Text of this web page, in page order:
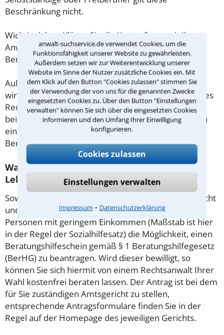
anwalt-suchservice.de verwendet Cookies, um die
Funktionsfähigkeit unserer Website zu gewährleisten.
Außerdem setzen wir zur Weiterentwicklung unserer
Website im Sinne der Nutzer zusätzliche Cookies ein. Mit
dem Klick auf den Button "Cookies zulassen" stimmen Sie
der Verwendung der von uns für die genannten Zwecke
eingesetzten Cookies zu. Über den Button "Einstellungen
verwalten" können Sie sich über die eingesetzten Cookies
informieren und den Umfang Ihrer Einwilligung
konfigurieren.
Cookies zulassen
Einstellungen verwalten
Impressum ⁃ Datenschutzerklärung
Beschränkung nicht.
Wichtig daher: Klären Sie die Kostenfrage mit Ihrem
Anwalt aus Wiesbaden schon zu Beginn der ersten
Beratung.
Außerdem gut zu wissen: Gemäß § 34 Absatz 2 RVG
wird die Beratungsgebühr auf weitere Tätigkeiten des
Rechtsanwalts angerechnet. Sollte es also
beispielsweise aufgrund des Beratungsgesprächs zu
einem Prozess kommen, so kann der Anwalt diese
Beratungsgebühr nicht mehr abrechnen.
Was tun wenn ich mir keinen Anwalt für
Lebensversicherung leisten kann?
Soweit die Rechtsangelegenheit noch nicht vor Gericht
und eine Rechtsberatung notwendig ist, haben
Personen mit geringem Einkommen (Maßstab ist hier
in der Regel der Sozialhilfesatz) die Möglichkeit, einen
Beratungshilfeschein gemäß § 1 Beratungshilfegesetz
(BerHG) zu beantragen. Wird dieser bewilligt, so
können Sie sich hiermit von einem Rechtsanwalt Ihrer
Wahl kostenfrei beraten lassen. Der Antrag ist bei dem
für Sie zuständigen Amtsgericht zu stellen,
entsprechende Antragsformulare finden Sie in der
Regel auf der Homepage des jeweiligen Gerichts.